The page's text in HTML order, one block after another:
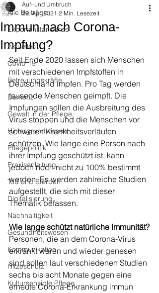
Alle Beiträge
Expertenstandards
Aktuelles
Covid 19
Betreuungskräfte
Demenz
Gewalt in der Pflege
Hintergrundwissen
Pflegepolitik
Praxisanleitung
Tod und Sterben
Digitalisierung
Nachhaltigkeit
Gesundheitswesen
Kommunikation
Hitzeschutz
Kultursensible Pflege
Immun nach Corona-
Impfung?
Auf- und Umbruch
29. Apr. 2021 2 Min. Lesezeit
Seit Ende 2020 lassen sich Menschen
mit verschiedenen Impfstoffen in
Deutschland impfen. Pro Tag werden
tausende Menschen geimpft. Die
Impfungen sollen die Ausbreitung des
Virus stoppen und die Menschen vor
schweren Krankheitsverläufen
schützen. Wie lange eine Person nach
ihrer Impfung geschützt ist, kann
jedoch noch nicht zu 100% bestimmt
werden. Es werden zahlreiche Studien
aufgestellt, die sich mit dieser
Thematik befassen.
Wie lange schützt natürliche Immunität?
Personen, die an dem Corona-Virus
erkrankt waren und wieder genesen
sind sollen laut verschiedenen Studien
sechs bis acht Monate gegen eine
erneute Corona-Erkrankung immun